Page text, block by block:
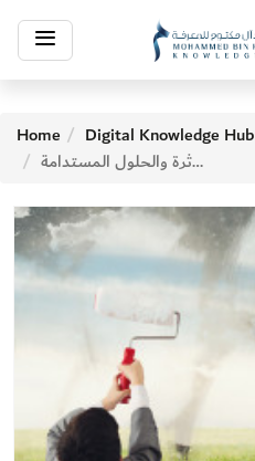
Toggle
navigation
Home Digital Knowledge Hub
إنقاذ الأرض العوامل المؤثرة والحلول المستدامة